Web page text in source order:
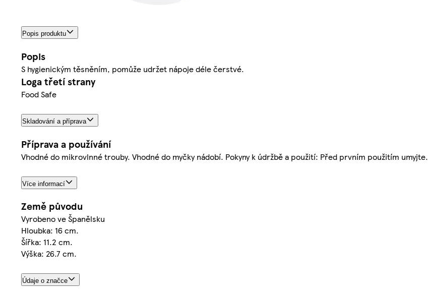
Popis produktu
Popis
S hygienickým těsněním, pomůže udržet nápoje déle čerstvé.
Loga třetí strany
Food Safe
Skladování a příprava
Příprava a používání
Vhodné do mikrovlnné trouby. Vhodné do myčky nádobí. Pokyny k údržbě a použití: Před prvním použitím umyjte.
Více informací
Země původu
Vyrobeno ve Španělsku
Hloubka: 16 cm.
Šířka: 11.2 cm.
Výška: 26.7 cm.
Údaje o značce